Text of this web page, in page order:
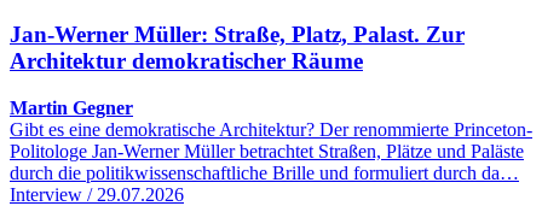
Jan-Werner Müller: Straße, Platz, Palast. Zur
Architektur demokratischer Räume
Martin Gegner
Gibt es eine demokratische Architektur? Der renommierte Princeton-
Politologe Jan-Werner Müller betrachtet Straßen, Plätze und Paläste
durch die politikwissenschaftliche Brille und formuliert durch da…
Interview / 29.07.2026